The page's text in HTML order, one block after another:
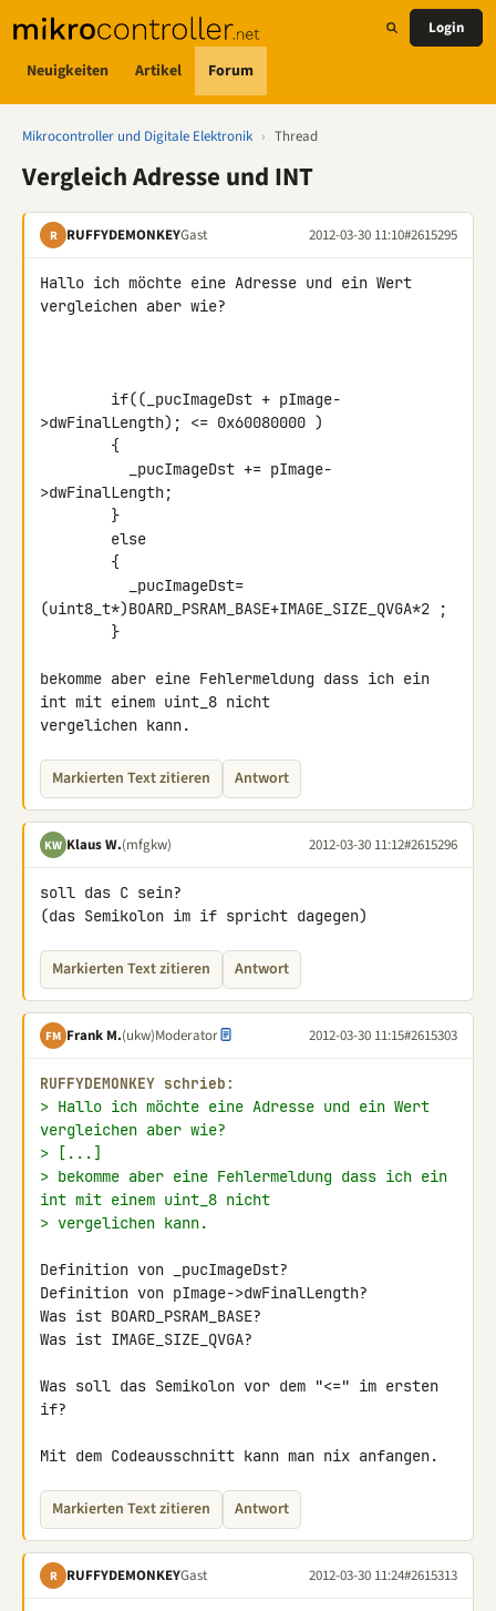
Neuigkeiten Artikel Forum
Login
Mikrocontroller und Digitale Elektronik › Thread
Vergleich Adresse und INT
R RUFFYDEMONKEYGast 2012-03-30 11:10#2615295
Hallo ich möchte eine Adresse und ein Wert
vergleichen aber wie?
>dwFinalLength); <= 0x60080000 )
>dwFinalLength;
(uint8_t*)BOARD_PSRAM_BASE+IMAGE_SIZE_QVGA*2 ;
bekomme aber eine Fehlermeldung dass ich ein
int mit einem uint_8 nicht
vergelichen kann.
Markierten Text zitieren Antwort
KW Klaus W.(mfgkw) 2012-03-30 11:12#2615296
soll das C sein?
(das Semikolon im if spricht dagegen)
Markierten Text zitieren Antwort
FM Frank M.(ukw)Moderator 2012-03-30 11:15#2615303
RUFFYDEMONKEY schrieb:
> Hallo ich möchte eine Adresse und ein Wert
vergleichen aber wie?
> [...]
> bekomme aber eine Fehlermeldung dass ich ein
int mit einem uint_8 nicht
> vergelichen kann.
Definition von _pucImageDst?
Definition von pImage->dwFinalLength?
Was ist BOARD_PSRAM_BASE?
Was ist IMAGE_SIZE_QVGA?
Was soll das Semikolon vor dem "<=" im ersten
if?
Mit dem Codeausschnitt kann man nix anfangen.
Markierten Text zitieren Antwort
R RUFFYDEMONKEYGast 2012-03-30 11:24#2615313